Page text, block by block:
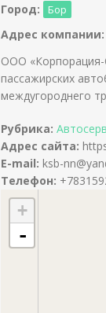
Город: Бор
Адрес компании:
ООО «Корпорация-
пассажирских
междугороднего
Рубрика:
Адрес сайта:
E-mail: ksb-
Телефон:
+
-